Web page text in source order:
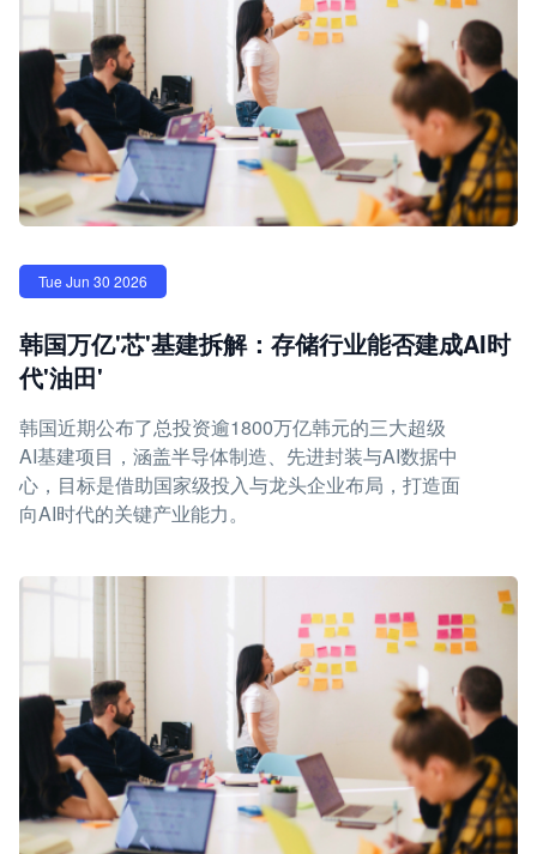
Tue Jun 30 2026
韩国万亿'芯'基建拆解：存储行业能否建成AI时
代'油田'
韩国近期公布了总投资逾1800万亿韩元的三大超级
AI基建项目，涵盖半导体制造、先进封装与AI数据中
心，目标是借助国家级投入与龙头企业布局，打造面
向AI时代的关键产业能力。